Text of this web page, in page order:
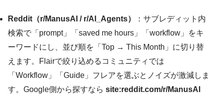
Reddit（r/ManusAI / r/AI_Agents）
：サブレディット内
検索で「prompt」「saved me hours」「workflow」をキ
ーワードにし、並び順を「Top → This Month」に切り替
えます。Flairで絞り込めるコミュニティでは
「Workflow」「Guide」フレアを選ぶとノイズが激減しま
す。Google側から探すなら site:reddit.com/r/ManusAI